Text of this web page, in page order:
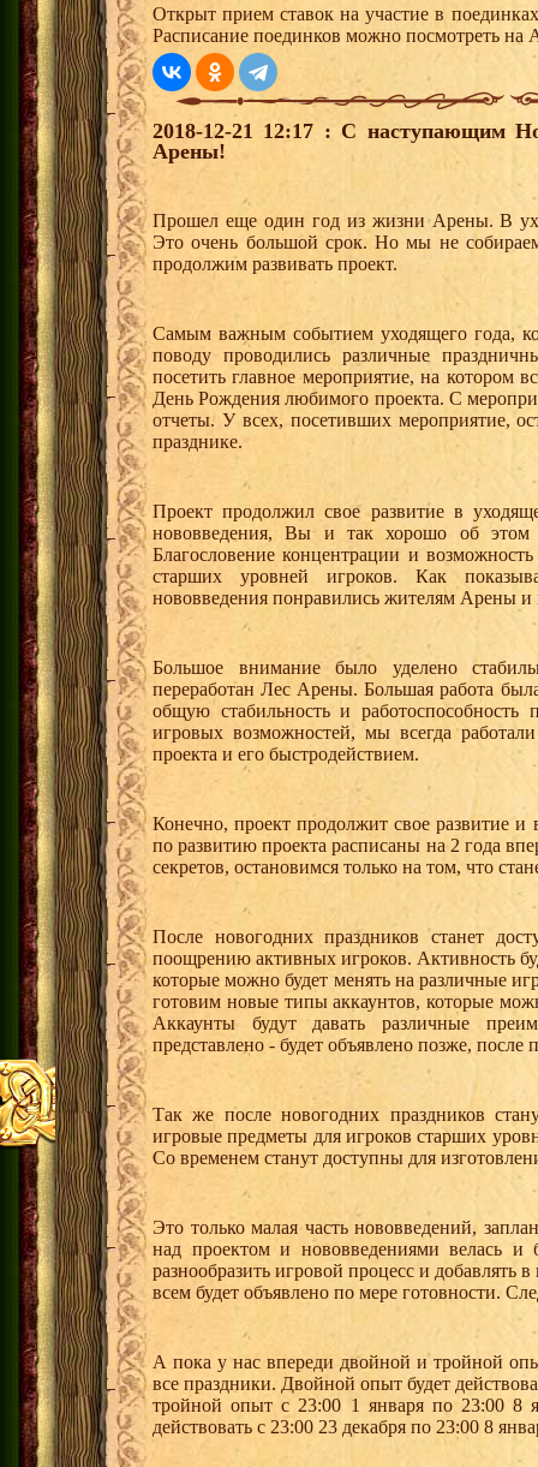
Открыт прием ставок на участие в
Расписание поединков можно посмотреть на
2018-12-21 12:17 : С наступающим
Арены!
Прошел еще один год из жизни Арены. В
Это очень большой срок. Но мы не
продолжим развивать проект.
Самым важным событием уходящего года,
поводу проводились различные
посетить главное мероприятие, на котором
День Рождения любимого проекта. С
отчеты. У всех, посетивших мероприятие,
празднике.
Проект продолжил свое развитие в
нововведения, Вы и так хорошо об
Благословение концентрации и
старших уровней игроков. Как
нововведения понравились жителям Арены
Большое внимание было уделено
переработан Лес Арены. Большая работа
общую стабильность и работоспособность
игровых возможностей, мы всегда
проекта и его быстродействием.
Конечно, проект продолжит свое развитие
по развитию проекта расписаны на 2 года
секретов, остановимся только на том, что
После новогодних праздников станет
поощрению активных игроков. Активность
которые можно будет менять на различные
готовим новые типы аккаунтов, которые
Аккаунты будут давать различные
представлено - будет объявлено позже, после
Так же после новогодних праздников
игровые предметы для игроков старших
Со временем станут доступны для
Это только малая часть нововведений,
над проектом и нововведениями велась и
разнообразить игровой процесс и
всем будет объявлено по мере готовности.
А пока у нас впереди двойной и тройной
все праздники. Двойной опыт будет
тройной опыт с 23:00 1 января по 23:00 8
действовать с 23:00 23 декабря по 23:00 8